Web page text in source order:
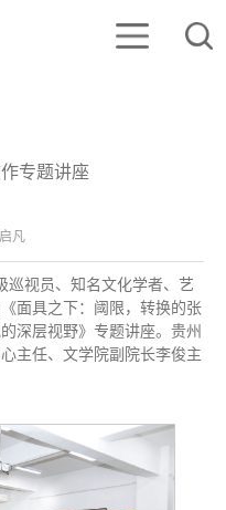
专题讲座
凡
巡视员、知名文化学者、艺
面具之下：阈限，转换的张
深层视野》专题讲座。贵州
主任、文学院副院长李俊主